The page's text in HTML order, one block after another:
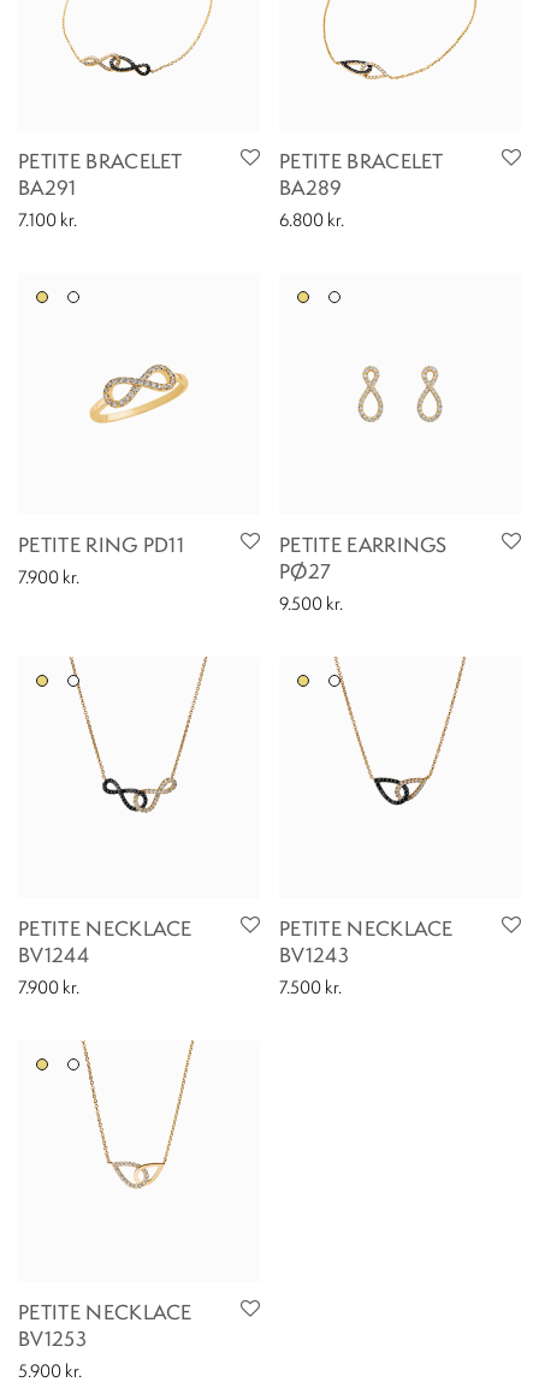
PETITE BRACELET
BA291
7.100 kr.
PETITE BRACELET
BA289
6.800 kr.
PETITE RING PD11
7.900 kr.
PETITE EARRINGS
PØ27
9.500 kr.
PETITE NECKLACE
BV1244
7.900 kr.
PETITE NECKLACE
BV1243
7.500 kr.
PETITE NECKLACE
BV1253
5.900 kr.